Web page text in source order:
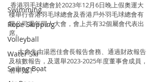
Swimming
Rope Skipping
Volleyball
Water Ski
Sailing Boat
樓舉行香港羽毛球總會及香港戶外羽毛球總會有
限公司週年同人大會，會上共有32個屬會代表出
席。
      大會先由湯恩佳會長報告會務、通過財政報告
及核數報告，及選舉2023-2025年度董事會成員，
名單如下：